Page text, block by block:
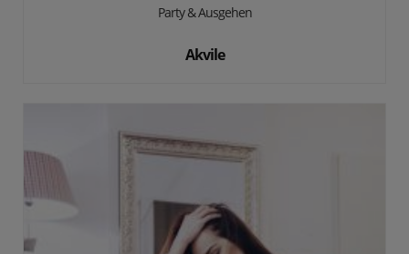
Party & Ausgehen
Akvile